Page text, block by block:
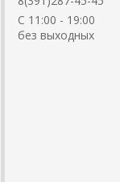
C 11:00 - 19:00
без выходных